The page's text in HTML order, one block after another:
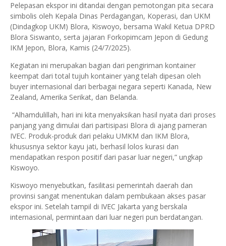
Pelepasan ekspor ini ditandai dengan pemotongan pita secara
simbolis oleh Kepala Dinas Perdagangan, Koperasi, dan UKM
(Dindagkop UKM) Blora, Kiswoyo, bersama Wakil Ketua DPRD
Blora Siswanto, serta jajaran Forkopimcam Jepon di Gedung
IKM Jepon, Blora, Kamis (24/7/2025).
Kegiatan ini merupakan bagian dari pengiriman kontainer
keempat dari total tujuh kontainer yang telah dipesan oleh
buyer internasional dari berbagai negara seperti Kanada, New
Zealand, Amerika Serikat, dan Belanda.
“Alhamdulillah, hari ini kita menyaksikan hasil nyata dari proses
panjang yang dimulai dari partisipasi Blora di ajang pameran
IVEC. Produk-produk dari pelaku UMKM dan IKM Blora,
khususnya sektor kayu jati, berhasil lolos kurasi dan
mendapatkan respon positif dari pasar luar negeri,” ungkap
Kiswoyo.
Kiswoyo menyebutkan, fasilitasi pemerintah daerah dan
provinsi sangat menentukan dalam pembukaan akses pasar
ekspor ini. Setelah tampil di IVEC Jakarta yang berskala
internasional, permintaan dari luar negeri pun berdatangan.